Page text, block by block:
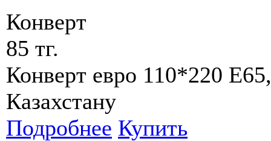
Конверт
85 тг.
Конверт евро 110*220
Казахстану
Подробнее Купить